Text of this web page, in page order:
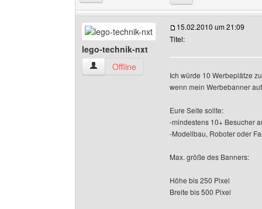
lego-technik-nxt
lego-technik-nxt Benutzer-Profile anzeigen
Offline
15.02.2010 um 21:09
Titel:
Ich würde 10 Werbeplätze
wenn mein Werbebanner
Eure Seite sollte:
-mindestens 10+ Besucher
-Modellbau, Roboter oder
Max. größe des Banners:
Höhe bis 250 Pixel
Breite bis 500 Pixel